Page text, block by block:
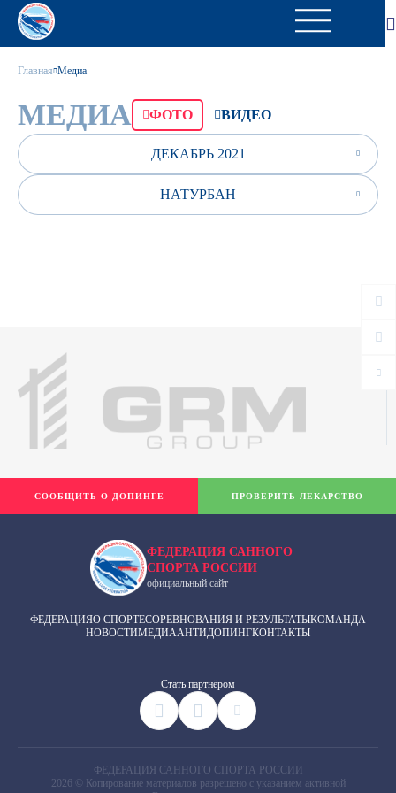
Главная Медиа
МЕДИА ФОТО ВИДЕО
ДЕКАБРЬ 2021
НАТУРБАН
ФЕДЕРАЦИЯ САННОГО
СПОРТА РОССИИ
официальный сайт
ФЕДЕРАЦИЯО СПОРТЕСОРЕВНОВАНИЯ И РЕЗУЛЬТАТЫКОМАНДА
НОВОСТИМЕДИААНТИДОПИНГКОНТАКТЫ
Cтать партнёром
СООБЩИТЬ О ДОПИНГЕ ПРОВЕРИТЬ ЛЕКАРСТВО
ФЕДЕРАЦИЯ САННОГО СПОРТА РОССИИ
2026 © Копирование материалов разрешено с указанием активной